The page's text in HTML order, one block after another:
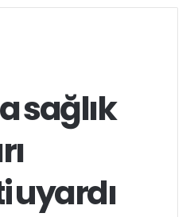
sağlık
uyardı